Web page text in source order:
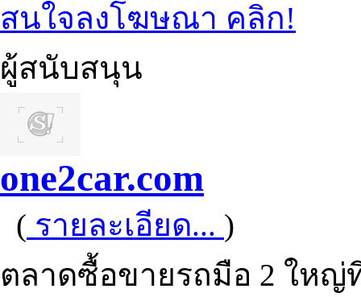
สนใจลงโฆษณา คลิก!
ผู้สนับสนุน
one2car.com
( รายละเอียด... )
ตลาดซื้อขายรถมือ 2 ให